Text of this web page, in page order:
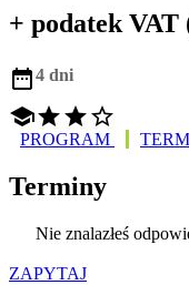
+ podatek
4 dni

PROGRAM
Terminy
Nie znalazłeś
ZAPYTAJ